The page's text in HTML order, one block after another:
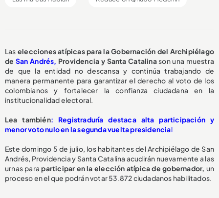
Las elecciones atípicas para la Gobernación del Archipiélago
de San Andrés, Providencia y Santa Catalinason una muestra
de que la entidad no descansa y continúa trabajando de
manera permanente para garantizar el derecho al voto de los
colombianos y fortalecer la confianza ciudadana en la
institucionalidad electoral.
Lea también: Registraduría destaca alta participación y
menor voto nulo en la segunda vuelta presidencial
Este domingo 5 de julio, los habitantes del Archipiélago de San
Andrés, Providencia y Santa Catalina acudirán nuevamente a las
urnas paraparticipar en la elección atípica de gobernador, un
proceso en el que podrán votar 53.872 ciudadanos habilitados.